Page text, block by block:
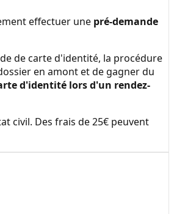
effectuer une pré-demande
de carte d'identité, la procédure
en amont et de gagner du
d'identité lors d'un rendez-
civil. Des frais de 25€ peuvent